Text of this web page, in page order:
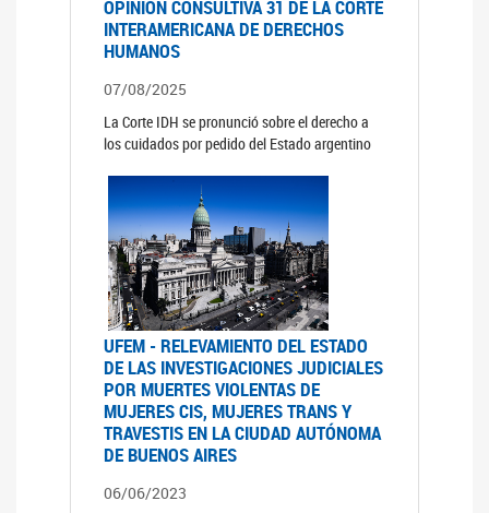
OPINIÓN CONSULTIVA 31 DE LA CORTE
INTERAMERICANA DE DERECHOS
HUMANOS
07/08/2025
La Corte IDH se pronunció sobre el derecho a
los cuidados por pedido del Estado argentino
UFEM - RELEVAMIENTO DEL ESTADO
DE LAS INVESTIGACIONES JUDICIALES
POR MUERTES VIOLENTAS DE
MUJERES CIS, MUJERES TRANS Y
TRAVESTIS EN LA CIUDAD AUTÓNOMA
DE BUENOS AIRES
06/06/2023